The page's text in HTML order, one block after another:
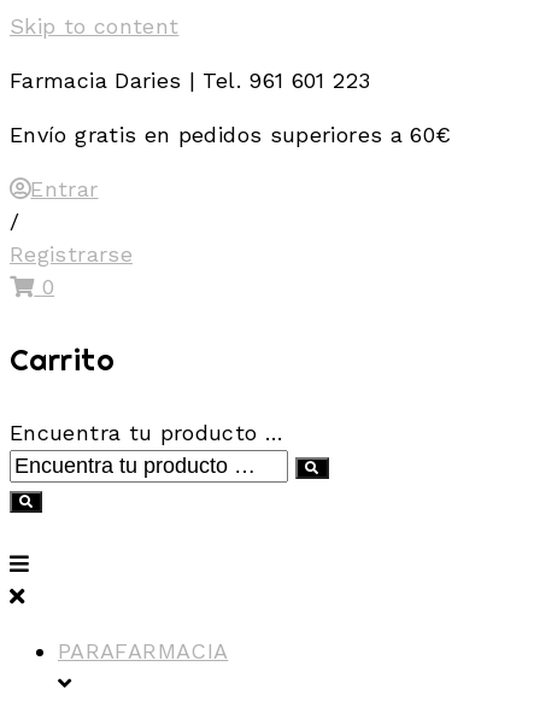
Skip to content
Farmacia Daries | Tel. 961 601 223
Envío gratis en pedidos superiores a 60€
Entrar
/
Registrarse
0
Carrito
Encuentra tu producto …
PARAFARMACIA